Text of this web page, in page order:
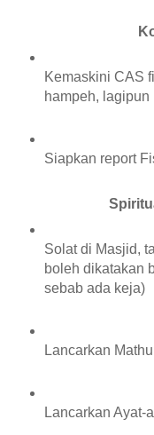
Kemaskini CAS
hampeh,
Siapkan report
Solat di Masjid,
boleh dikatakan
sebab ada keja)
Lancarkan
Lancarkan Ayat-